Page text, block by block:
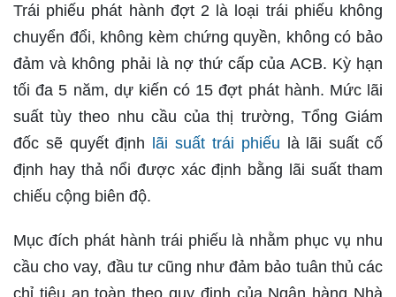
Trái phiếu phát hành đợt 2 là loại trái phiếu không
chuyển đổi, không kèm chứng quyền, không có bảo
đảm và không phải là nợ thứ cấp của ACB. Kỳ hạn
tối đa 5 năm, dự kiến có 15 đợt phát hành. Mức lãi
suất tùy theo nhu cầu của thị trường, Tổng Giám
đốc sẽ quyết định lãi suất trái phiếu là lãi suất cố
định hay thả nổi được xác định bằng lãi suất tham
chiếu cộng biên độ.
Mục đích phát hành trái phiếu là nhằm phục vụ nhu
cầu cho vay, đầu tư cũng như đảm bảo tuân thủ các
chỉ tiêu an toàn theo quy định của Ngân hàng Nhà